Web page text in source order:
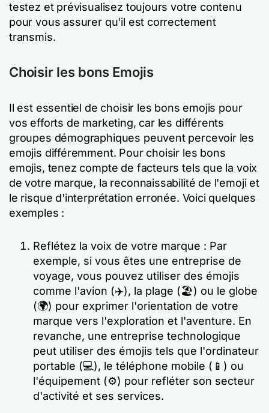
testez et prévisualisez toujours votre contenu
pour vous assurer qu'il est correctement
transmis.
Choisir les bons Emojis
Il est essentiel de choisir les bons emojis pour
vos efforts de marketing, car les différents
groupes démographiques peuvent percevoir les
emojis différemment. Pour choisir les bons
emojis, tenez compte de facteurs tels que la voix
de votre marque, la reconnaissabilité de l'emoji et
le risque d'interprétation erronée. Voici quelques
exemples :
Reflétez la voix de votre marque : Par
exemple, si vous êtes une entreprise de
voyage, vous pouvez utiliser des émojis
comme l'avion (✈️), la plage (🏖️) ou le globe
(🌍) pour exprimer l'orientation de votre
marque vers l'exploration et l'aventure. En
revanche, une entreprise technologique
peut utiliser des émojis tels que l'ordinateur
portable (💻), le téléphone mobile (📱) ou
l'équipement (⚙️) pour refléter son secteur
d'activité et ses services.